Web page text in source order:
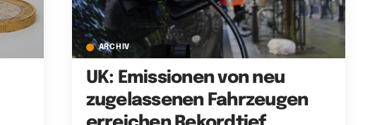
ARCHIV
UK: Emissionen von neu
zugelassenen Fahrzeugen